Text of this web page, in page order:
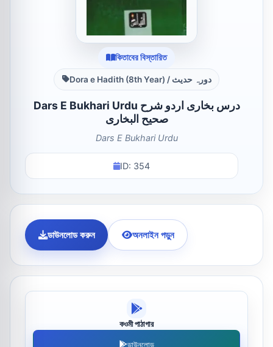
কিতাবের বিস্তারিত
Dora e Hadith (8th Year) / دورہ حدیث
Dars E Bukhari Urdu درس بخاری اردو شرح
صحیح البخاری
Dars E Bukhari Urdu
ID: 354
ডাউনলোড করুন অনলাইন পড়ুন
কওমী পাঠাগার
ডাউনলোড